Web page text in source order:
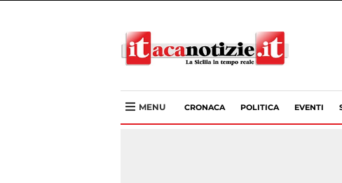
MENU CRONACA POLITICA EVENTI